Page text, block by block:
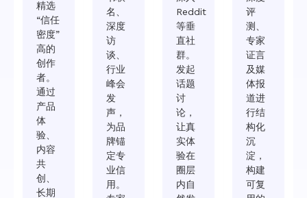
精选
“信任
密度”
高的
创作
者。
通过
产品
体
验、
内容
共
创、
长期
名、
深度
访
谈、
行业
峰会
发
声，
为品
牌锚
定专
业信
用。
Reddit
等垂
直社
群。
发起
话题
讨
论，
让真
实体
验在
圈层
内自
评
测、
专家
证言
及媒
体报
道进
行结
构化
沉
淀，
构建
可复